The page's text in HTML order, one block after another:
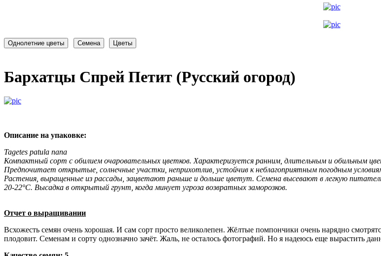
Бархатцы Спрей Петит (Русский огород)
Описание на упаковке:
Tagetes patula nana
Компактный сорт с обилием очаровательных цветков. Характеризуется ранним, длительным и обильным
Предпочитает открытые, солнечные участки, неприхотлив, устойчив к неблагоприятным погодным
Растения, выращенные из рассады, зацветают раньше и дольше цветут. Семена высевают в легкую
20-22°С. Высадка в открытый грунт, когда минует угроза возвратных заморозков.
Отчет о выращивании
Всхожесть семян очень хорошая. И сам сорт просто великолепен. Жёлтые помпончики очень нарядно
плодовит. Семенам и сорту однозначно зачёт. Жаль, не осталось фотографий. Но я надеюсь еще вырастить